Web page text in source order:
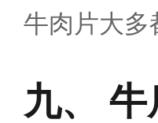
牛肉片大多
牛